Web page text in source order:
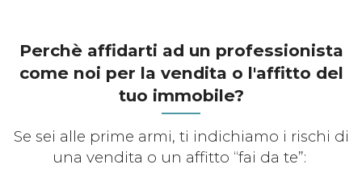
Perchè affidarti ad un professionista
come noi per la vendita o l'affitto del
tuo immobile?
Se sei alle prime armi, ti indichiamo i rischi di
una vendita o un affitto “fai da te”: